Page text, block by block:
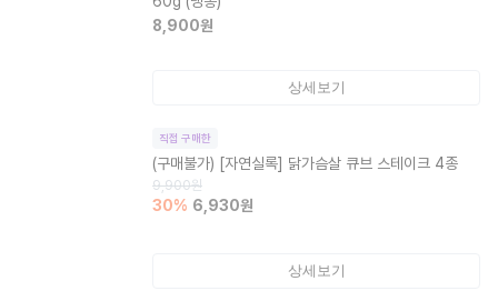
8,900원
상세보기
직접 구매한
(구매불가) [자연실록] 닭가슴살 큐브 스테이크 4종
9,900원
30% 6,930원
상세보기